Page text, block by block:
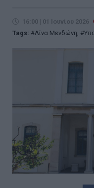
16:00 | 01 Ιουνίου 2026
Tags:
Λίνα Μενδώνη,